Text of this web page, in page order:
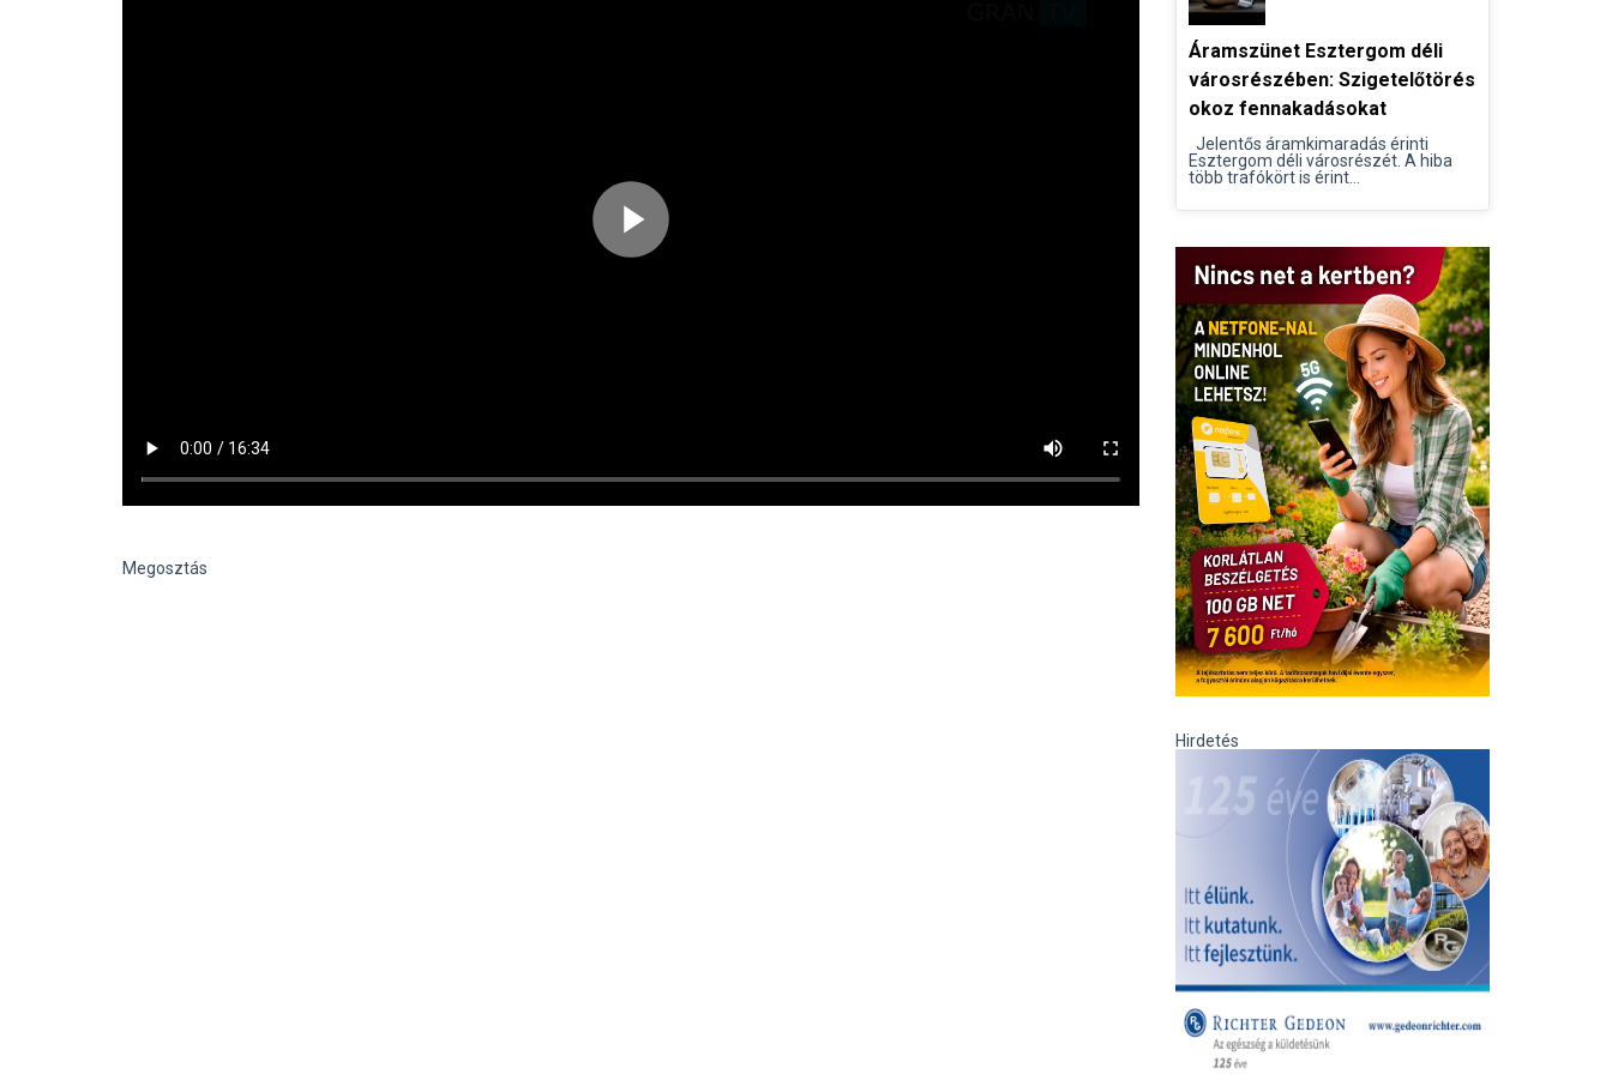
Megosztás
Áramszünet Esztergom déli
városrészében: Szigetelőtörés
okoz fennakadásokat
Jelentős áramkimaradás érinti
Esztergom déli városrészét. A hiba
több trafókört is érint...
Hirdetés